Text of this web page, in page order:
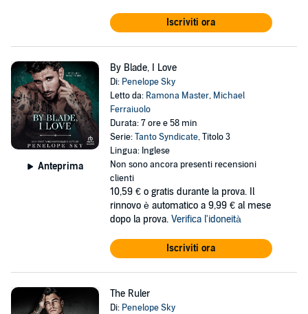
Iscriviti ora
Anteprima
By Blade, I Love
Di: Penelope Sky
Letto da: Ramona Master, Michael
Ferraiuolo
Durata: 7 ore e 58 min
Serie:Tanto Syndicate, Titolo 3
Lingua: Inglese
Non sono ancora presenti recensioni
clienti
10,59 € o gratis durante la prova. Il
rinnovo è automatico a 9,99 € al mese
dopo la prova. Verifica l'idoneità
Iscriviti ora
The Ruler
Di: Penelope Sky